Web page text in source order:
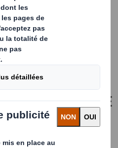
SON
?
ET EMPREINTE